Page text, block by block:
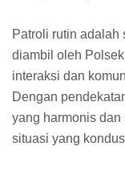
Patroli rutin adalah
diambil oleh
interaksi dan
Dengan
yang harmonis
situasi yang